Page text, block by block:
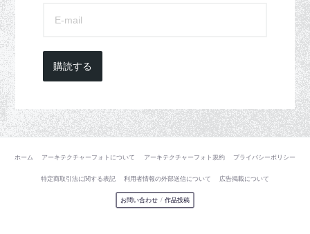
購読する
ホーム アーキテクチャーフォトについて アーキテクチャーフォト規約 プライバシーポリシー
特定商取引法に関する表記 利用者情報の外部送信について 広告掲載について
お問い合わせ / 作品投稿